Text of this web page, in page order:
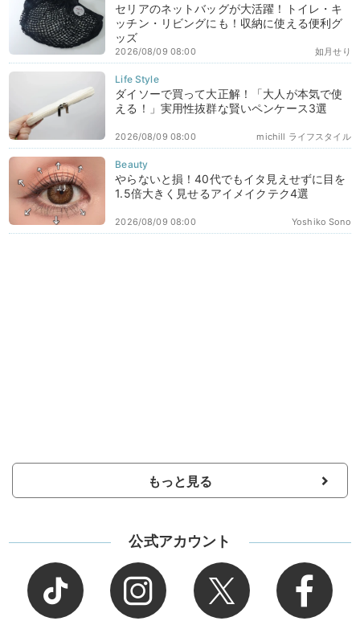
セリアのネットバッグが大活躍！トイレ・キ
ッチン・リビングにも！収納に使える便利グ
ッズ
如月せり
2026/08/09 08:00
ダイソーで買って大正解！「大人が本気で使
える！」実用性抜群な賢いペンケース3選
michill ライフスタイル
2026/08/09 08:00
やらないと損！40代でもイタ見えせずに目を
1.5倍大きく見せるアイメイクテク4選
Yoshiko Sono
2026/08/09 08:00
もっと見る
公式アカウント